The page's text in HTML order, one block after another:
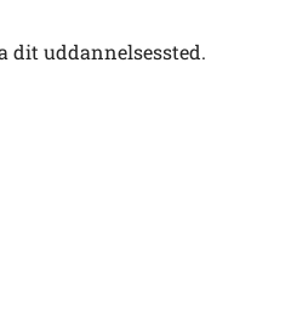
dit uddannelsessted.